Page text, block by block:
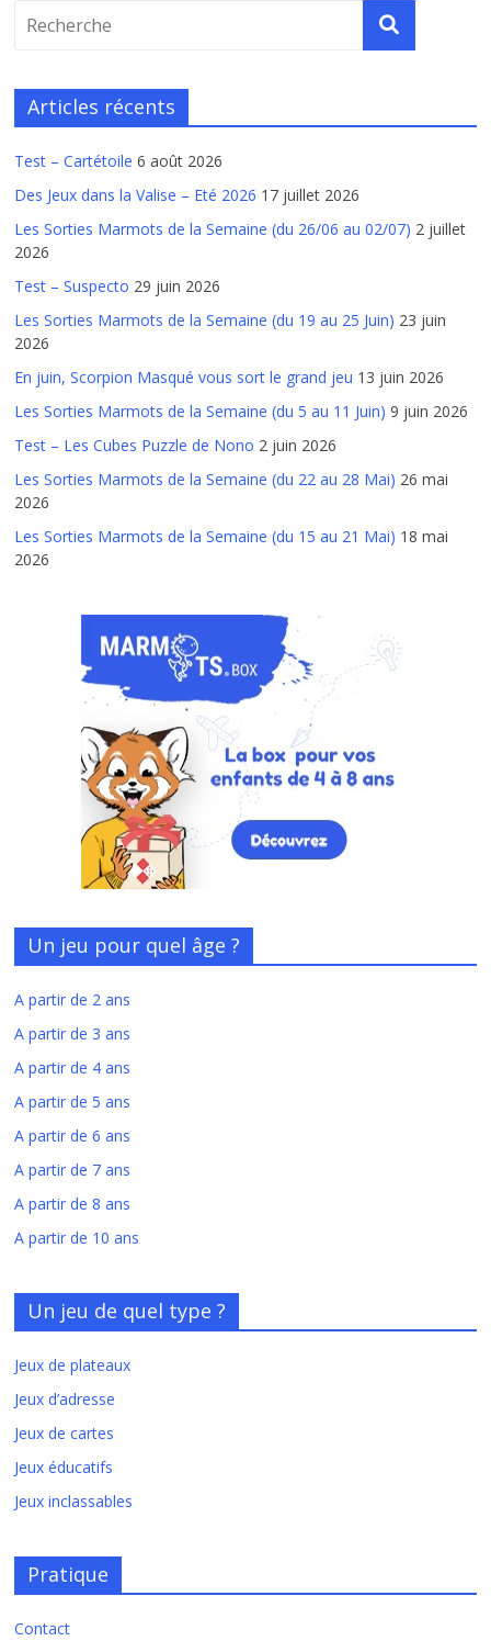
Articles récents
Test – Cartétoile 6 août 2026
Des Jeux dans la Valise – Eté 2026 17 juillet 2026
Les Sorties Marmots de la Semaine (du 26/06 au 02/07) 2 juillet
2026
Test – Suspecto 29 juin 2026
Les Sorties Marmots de la Semaine (du 19 au 25 Juin) 23 juin
2026
En juin, Scorpion Masqué vous sort le grand jeu 13 juin 2026
Les Sorties Marmots de la Semaine (du 5 au 11 Juin) 9 juin 2026
Test – Les Cubes Puzzle de Nono 2 juin 2026
Les Sorties Marmots de la Semaine (du 22 au 28 Mai) 26 mai
2026
Les Sorties Marmots de la Semaine (du 15 au 21 Mai) 18 mai
2026
Un jeu pour quel âge ?
A partir de 2 ans
A partir de 3 ans
A partir de 4 ans
A partir de 5 ans
A partir de 6 ans
A partir de 7 ans
A partir de 8 ans
A partir de 10 ans
Un jeu de quel type ?
Jeux de plateaux
Jeux d’adresse
Jeux de cartes
Jeux éducatifs
Jeux inclassables
Pratique
Contact